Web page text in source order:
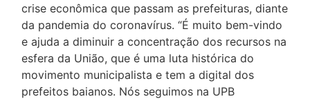
crise econômica que passam as prefeituras, diante
da pandemia do coronavírus. “É muito bem-vindo
e ajuda a diminuir a concentração dos recursos na
esfera da União, que é uma luta histórica do
movimento municipalista e tem a digital dos
prefeitos baianos. Nós seguimos na UPB